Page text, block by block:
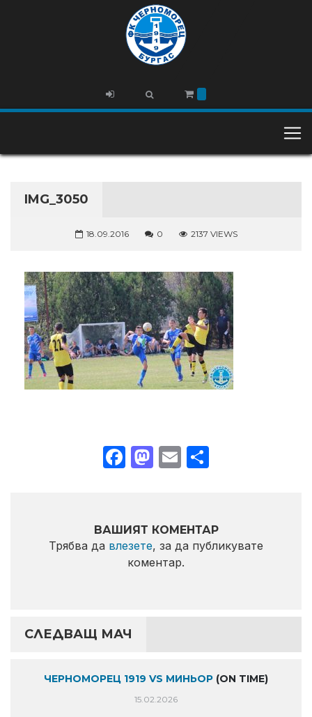
IMG_3050
18.09.2016 0 2137 VIEWS
Facebook
Mastodon
Email
ВАШИЯТ КОМЕНТАР
Трябва да влезете, за да публикувате
коментар.
СЛЕДВАЩ МАЧ
ЧЕРНОМОРЕЦ 1919 VS МИНЬОР (ON TIME)
15.02.2026